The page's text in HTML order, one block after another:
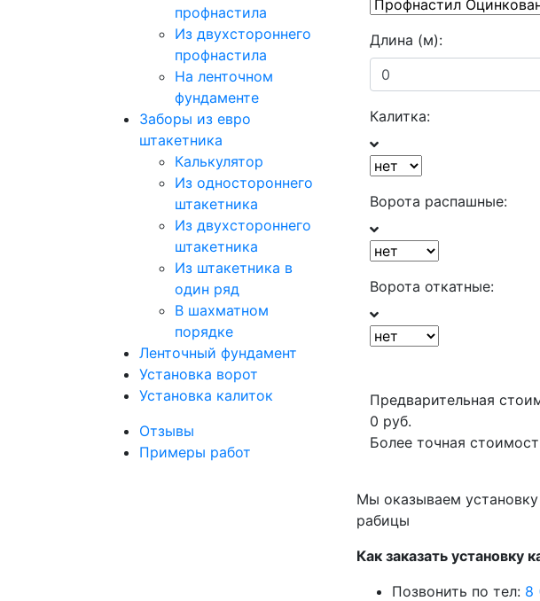
профнастила
Из двухстороннего
профнастила
На ленточном
фундаменте
Заборы из евро
штакетника
Калькулятор
Из одностороннего
штакетника
Из двухстороннего
штакетника
Из штакетника в
один ряд
В шахматном
порядке
Ленточный фундамент
Установка ворот
Установка калиток
Отзывы
Примеры работ
Длина (м):
Калитка:
Ворота распашные:
Ворота откатные:
Предварительная
0 руб.
Более точная
Мы оказываем
рабицы
Как заказать установку
Позвонить по тел: 8